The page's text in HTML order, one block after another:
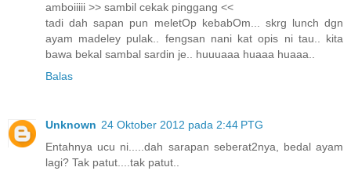
amboiiiii >> sambil cekak pinggang <<
tadi dah sapan pun meletOp kebabOm... skrg lunch dgn
ayam madeley pulak.. fengsan nani kat opis ni tau.. kita
bawa bekal sambal sardin je.. huuuaaa huaaa huaaa..
Balas
Unknown 24 Oktober 2012 pada 2:44 PTG
Entahnya ucu ni.....dah sarapan seberat2nya, bedal ayam
lagi? Tak patut....tak patut..